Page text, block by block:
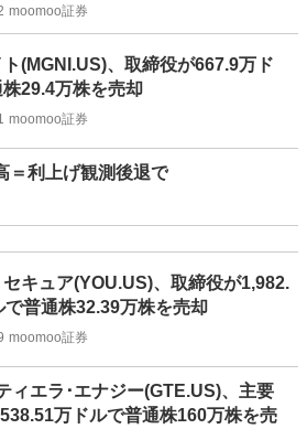
moomoo証券
(MGNI.US)、取締役が667.9万ド
29.4万株を売却
moomoo証券
＝利上げ観測後退で
キュア(YOU.US)、取締役が1,982.
で普通株32.39万株を売却
moomoo証券
ィエラ･エナジー(GTE.US)、主要
万ドルで普通株160万株を売